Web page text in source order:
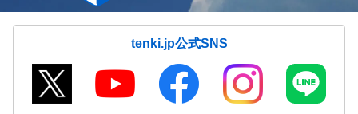
tenki.jp公式SNS